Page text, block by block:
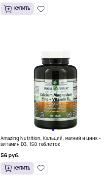
КУПИТЬ
Amazing Nutrition, Кальций, магний и цинк +
витамин D3, 150 таблеток
56 руб.
КУПИТЬ